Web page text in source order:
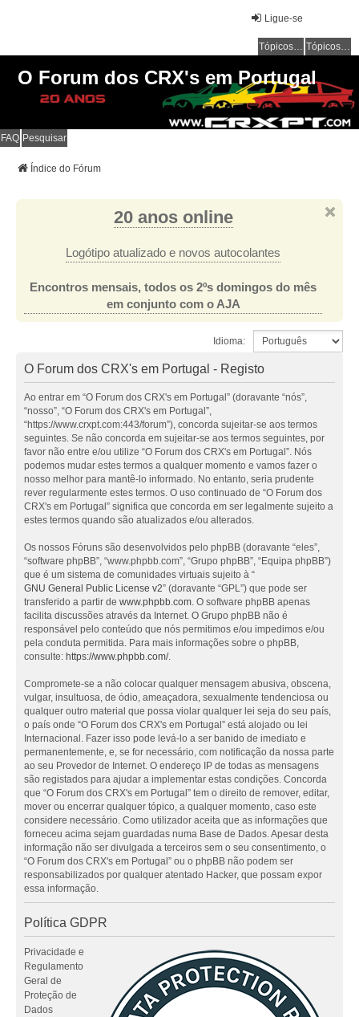
Ligue-se
Tópicos sem resposta Tópicos ativos
O Forum dos CRX's em Portugal
FAQ Pesquisar
Índice do Fórum
20 anos online
Logótipo atualizado e novos autocolantes
Encontros mensais, todos os 2ºs domingos do mês
em conjunto com o AJA
Idioma:
O Forum dos CRX's em Portugal - Registo
Ao entrar em “O Forum dos CRX's em Portugal” (doravante “nós”,
“nosso”, “O Forum dos CRX's em Portugal”,
“https://www.crxpt.com:443/forum”), concorda sujeitar-se aos termos
seguintes. Se não concorda em sujeitar-se aos termos seguintes, por
favor não entre e/ou utilize “O Forum dos CRX's em Portugal”. Nós
podemos mudar estes termos a qualquer momento e vamos fazer o
nosso melhor para mantê-lo informado. No entanto, seria prudente
rever regularmente estes termos. O uso continuado de “O Forum dos
CRX's em Portugal” significa que concorda em ser legalmente sujeito a
estes termos quando são atualizados e/ou alterados.
Os nossos Fóruns são desenvolvidos pelo phpBB (doravante “eles”,
“software phpBB”, “www.phpbb.com”, “Grupo phpBB”, “Equipa phpBB”)
que é um sistema de comunidades virtuais sujeito à “
GNU General Public License v2” (doravante “GPL”) que pode ser
transferido a partir de www.phpbb.com. O software phpBB apenas
facilita discussões através da Internet. O Grupo phpBB não é
responsável pelo conteúdo que nós permitimos e/ou impedimos e/ou
pela conduta permitida. Para mais informações sobre o phpBB,
consulte: https://www.phpbb.com/.
Compromete-se a não colocar qualquer mensagem abusiva, obscena,
vulgar, insultuosa, de ódio, ameaçadora, sexualmente tendenciosa ou
qualquer outro material que possa violar qualquer lei seja do seu país,
o país onde “O Forum dos CRX's em Portugal” está alojado ou lei
Internacional. Fazer isso pode levá-lo a ser banido de imediato e
permanentemente, e, se for necessário, com notificação da nossa parte
ao seu Provedor de Internet. O endereço IP de todas as mensagens
são registados para ajudar a implementar estas condições. Concorda
que “O Forum dos CRX's em Portugal” tem o direito de remover, editar,
mover ou encerrar qualquer tópico, a qualquer momento, caso este
considere necessário. Como utilizador aceita que as informações que
forneceu acima sejam guardadas numa Base de Dados. Apesar desta
informação não ser divulgada a terceiros sem o seu consentimento, o
“O Forum dos CRX's em Portugal” ou o phpBB não podem ser
responsabilizados por qualquer atentado Hacker, que possam expor
essa informação.
Política GDPR
Privacidade e
Regulamento
Geral de
Proteção de
Dados